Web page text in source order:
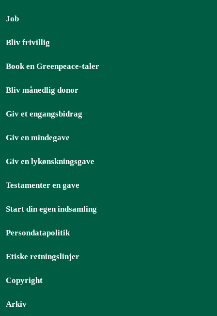
Job
Bliv frivillig
Book en Greenpeace-taler
Bliv månedlig donor
Giv et engangsbidrag
Giv en mindegave
Giv en lykønskningsgave
Testamenter en gave
Start din egen indsamling
Persondatapolitik
Etiske retningslinjer
Copyright
Arkiv